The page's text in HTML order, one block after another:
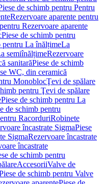
de schimb pentru Pentru
Rezervoare aparente pentru
Rezervoare aparente
Piese de schimb pentru
pentru La înălțimeLa
semiînălțimeRezervoare
sanitarăPiese de schimb
WC, din ceramică
MonoblocŢevi de spălare
pentru Ţevi de spălare
Piese de schimb pentru La
de schimb pentru
RacorduriRobinete
încastrate SigmaPiese
SigmaRezervoare încastrate
încastrate
de schimb pentru
AccesoriiValve de
de schimb pentru Valve